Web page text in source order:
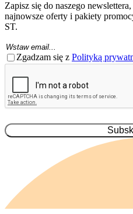
Zapisz się do naszego
najnowsze oferty i pakiety
ST.
Email(Wymagane)
Zgoda(wymagane)
Zgadzam się z Polityką
CAPTCHA